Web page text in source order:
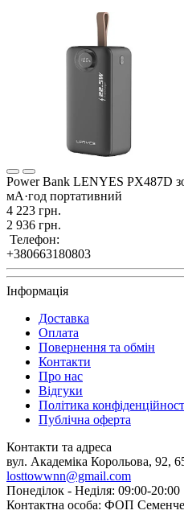
Power Bank LENYES PX487D
мА·год портативний
4 223 грн.
2 936 грн.
Телефон:
+380663180803
Інформація
Доставка
Оплата
Повернення та обмін
Контакти
Про нас
Відгуки
Політика
Публічна оферта
Контакти та адреса
вул. Академіка Корольова, 92,
losttowwnn@gmail.com
Понеділок - Неділя: 09:00-20:00
Контактна особа: ФОП